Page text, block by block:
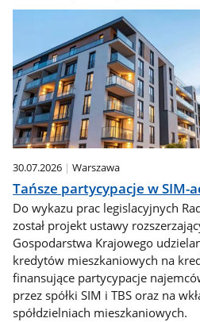
30.07.2026 Warszawa
Tańsze partycypacje w SIM-
Do wykazu prac legislacyjnych
został projekt ustawy
Gospodarstwa Krajowego
kredytów mieszkaniowych na
finansujące partycypacje
przez spółki SIM i TBS oraz na
spółdzielniach mieszkaniowych.